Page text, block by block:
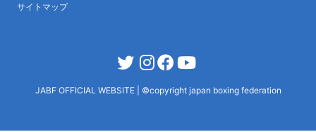
サイトマップ
JABF OFFICIAL WEBSITE ©copyright japan boxing federation